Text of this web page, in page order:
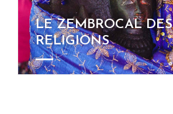
LE ZEMBROCAL DES
RELIGIONS